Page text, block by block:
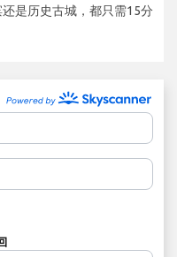
是历史古城，都只需15分